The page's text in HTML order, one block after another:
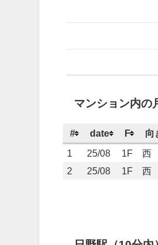
マンション内の
# date F 向
1 25/08 1F 西
2
25/08 1F 西